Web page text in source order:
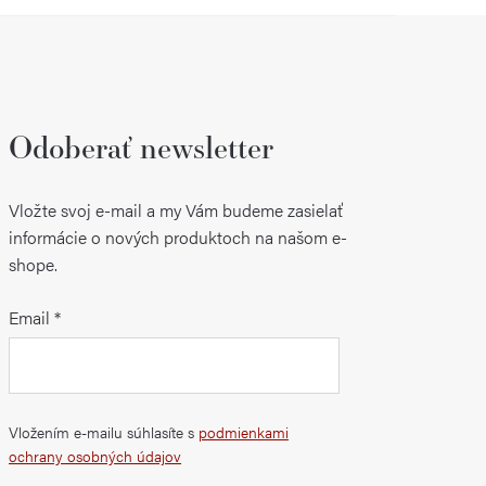
Odoberať newsletter
Vložte svoj e-mail a my Vám budeme zasielať
informácie o nových produktoch na našom e-
shope.
Email
Vložením e-mailu súhlasíte s podmienkami
ochrany osobných údajov